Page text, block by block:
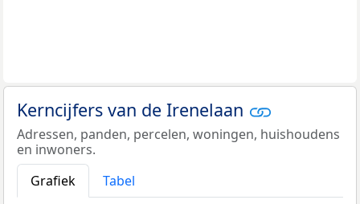
Kerncijfers van de Irenelaan
Adressen, panden, percelen, woningen, huishoudens
en inwoners.
Grafiek
Tabel